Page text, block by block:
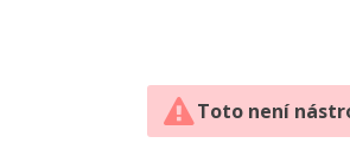
Toto není